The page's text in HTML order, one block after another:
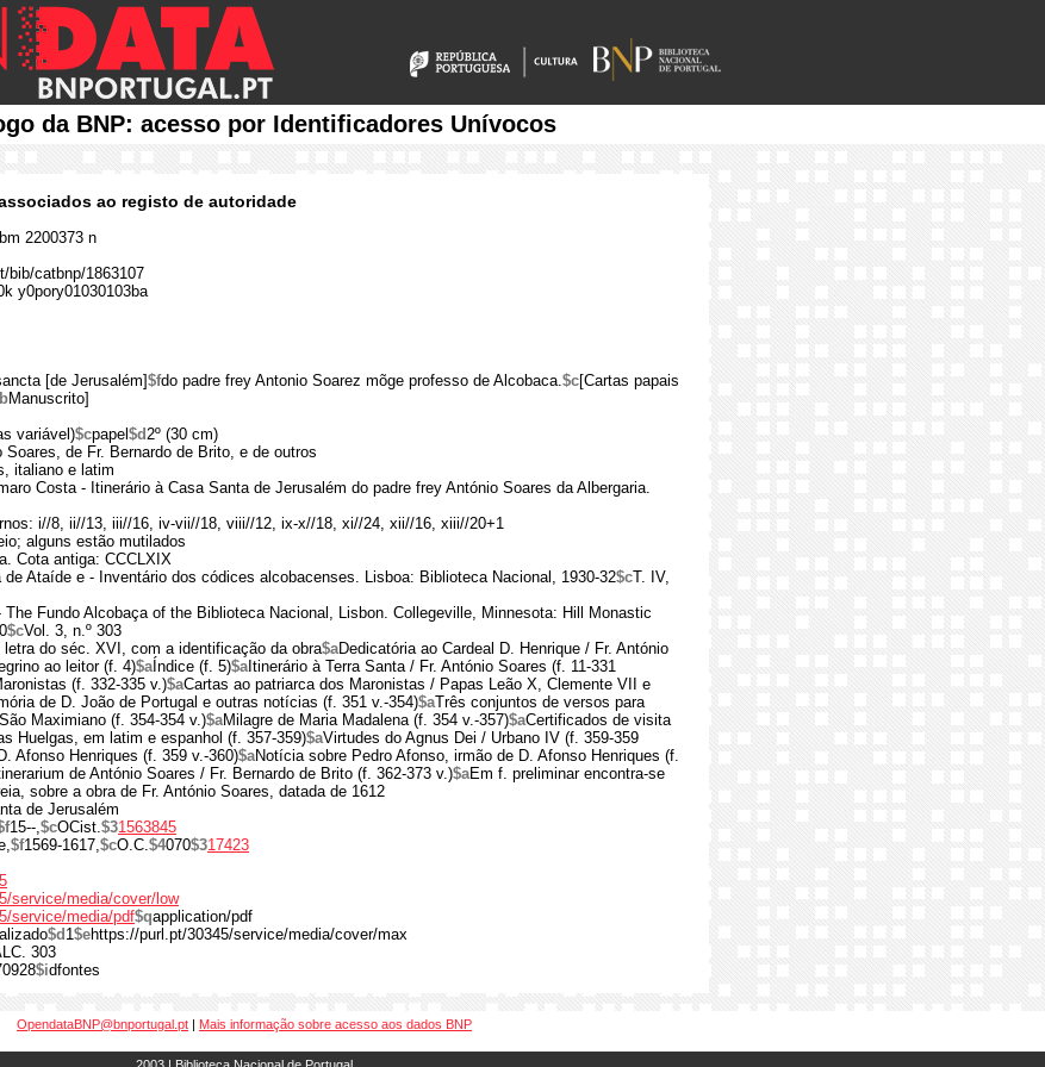
da BNP: acesso por Identificadores Unívocos
ao registo de autoridade
2200373 n
bib/catbnp/1863107
y0pory01030103ba
[de Jerusalém]$fdo padre frey Antonio Soarez mõge professo de Alcobaca.$c[Cartas papais
Manuscrito]
variável)$cpapel $d2º (30 cm)
Soares, de Fr. Bernardo de Brito, e de outros
italiano e latim
Costa - Itinerário à Casa Santa de Jerusalém do padre frey António Soares da Albergaria.
i//8, ii//13, iii//16, iv-vii//18, viii//12, ix-x//18, xi//24, xii//16, xiii//20+1
alguns estão mutilados
Cota antiga: CCCLXIX
de Ataíde e - Inventário dos códices alcobacenses. Lisboa: Biblioteca Nacional, 1930-32$cT. IV,
Fundo Alcobaça of the Biblioteca Nacional, Lisbon. Collegeville, Minnesota: Hill Monastic
$cVol. 3, n.º 303
letra do séc. XVI, com a identificação da obra$aDedicatória ao Cardeal D. Henrique / Fr. António
ao leitor (f. 4)$aÍndice (f. 5)$aItinerário à Terra Santa / Fr. António Soares (f. 11-331
(f. 332-335 v.)$aCartas ao patriarca dos Maronistas / Papas Leão X, Clemente VII e
de D. João de Portugal e outras notícias (f. 351 v.-354)$aTrês conjuntos de versos para
Maximiano (f. 354-354 v.)$aMilagre de Maria Madalena (f. 354 v.-357)$aCertificados de visita
Huelgas, em latim e espanhol (f. 357-359)$aVirtudes do Agnus Dei / Urbano IV (f. 359-359
Afonso Henriques (f. 359 v.-360)$aNotícia sobre Pedro Afonso, irmão de D. Afonso Henriques (f.
de António Soares / Fr. Bernardo de Brito (f. 362-373 v.)$aEm f. preliminar encontra-se
sobre a obra de Fr. António Soares, datada de 1612
de Jerusalém
15--,$cOCist.$31563845
$f1569-1617,$cO.C.$4070$317423
service/media/cover/low
service/media/pdf$qapplication/pdf
$d 1$ehttps://purl.pt/30345/service/media/cover/max
303
$idfontes
OpendataBNP@bnportugal.pt | Mais informação sobre acesso aos dados BNP